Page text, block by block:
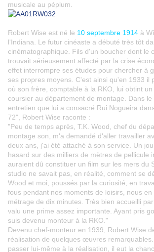
musicale au péplum.
Robert Wise est né le 10 septembre 1914 à
l'Indiana. Le futur cinéaste a débuté très tôt
cinématographique. Fils d'un boucher dont le
trouvait sérieusement affecté par la crise
effet interrompre ses études pour chercher à
ses propres moyens. C'est ainsi qu'en 1933 il
où son frère, comptable à la RKO, lui obtint
coursier au département de montage. Dans
entretien que lui a consacré Rui Nogueira
72", Robert Wise raconte :
"Peu de temps après, T.K. Wood, chef du
montage son, m'a demandé d'aller travailler
deux ans, j'ai été attaché à son service. Un
hasard sur des milliers de mètres de pellicule
auraient dû constituer un film sur les mers du
studio ne savait pas, en réalité, comment se
Wood et moi, poussés par la curiosité, en
fous pendant nos moments de loisirs, nous
métrage de dix minutes. Très bien accueilli
valu une prime assez importante. Ayant pris
suis devenu monteur à la RKO."
Devenu chef-monteur en 1939, Robert Wise
réalisation de quelques œuvres
passer lui-même à la réalisation, il eut la